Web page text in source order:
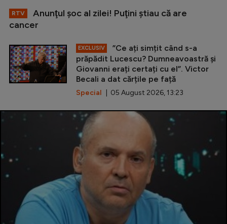
RTV
Anunţul şoc al zilei! Puţini ştiau că are
cancer
EXCLUSIV
”Ce ați simțit când s-a
prăpădit Lucescu? Dumneavoastră și
Giovanni erați certați cu el”. Victor
Becali a dat cărțile pe față
Special | 05 August 2026, 13:23